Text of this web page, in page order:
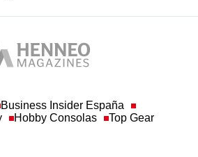
Business Insider España
Hobby Consolas Top Gear